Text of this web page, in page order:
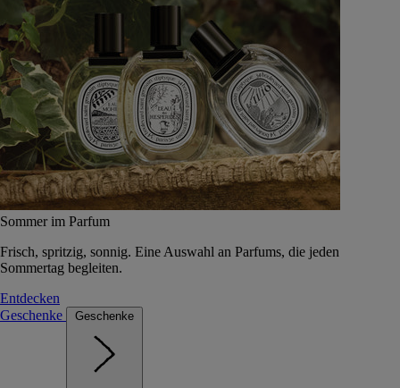
Sommer im Parfum
Frisch, spritzig, sonnig. Eine Auswahl an Parfums, die jeden
Sommertag begleiten.
Entdecken
Geschenke
Geschenke